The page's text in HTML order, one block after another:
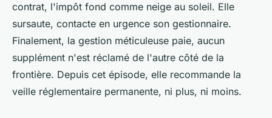
contrat, l'impôt fond comme neige au soleil. Elle
sursaute, contacte en urgence son gestionnaire.
Finalement, la gestion méticuleuse paie, aucun
supplément n'est réclamé de l'autre côté de la
frontière. Depuis cet épisode, elle recommande la
veille réglementaire permanente, ni plus, ni moins.